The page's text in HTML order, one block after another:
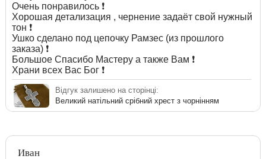
Очень понравилось ❗️
Хорошая детализация , чернение задаёт свой нужный
тон ❗️
Ушко сделано под цепочку Рамзес (из прошлого
заказа) ❗️
Большое Спасибо Мастеру а также Вам ❗️
Храни всех Вас Бог ❗️
Відгук залишено на сторінці:
Великий натільний срібний хрест з чорнінням
Иван